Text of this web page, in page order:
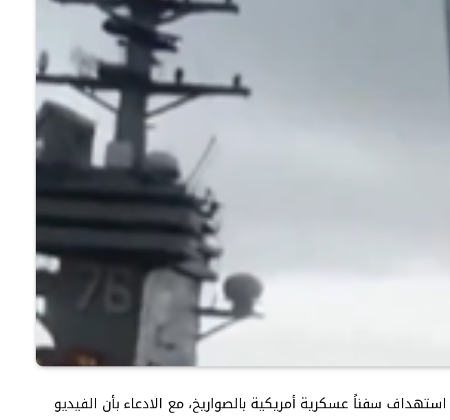
سفناً عسكرية أمريكية بالصواريخ، مع الادعاء بأن الفيديو